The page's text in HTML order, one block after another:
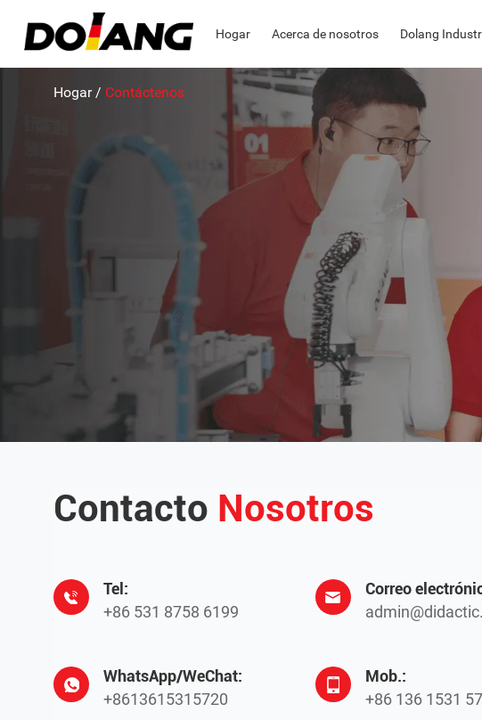
Hogar Acerca de nosotros Dolang
Hogar / Contáctenos
Contacto Nosotros
Tel:
+86 531 8758 6199
Correo
WhatsApp/WeChat:
+8613615315720
Mob.:
+86 136 1531